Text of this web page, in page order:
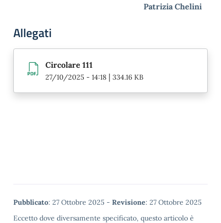
Patrizia Chelini
Allegati
Circolare 111
27/10/2025 - 14:18 | 334.16 KB
Metadata
Pubblicato: 27 Ottobre 2025 - Revisione: 27 Ottobre 2025
Eccetto dove diversamente specificato, questo articolo è